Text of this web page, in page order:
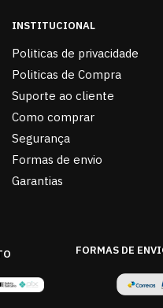
INSTITUCIONAL
Politicas de privacidade
Politicas de Compra
Suporte ao cliente
Como comprar
Segurança
Formas de envio
Garantias
FORMAS DE